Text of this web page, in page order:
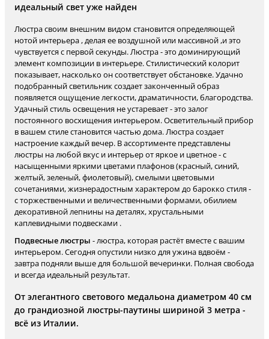
идеальный свет уже найден
Люстра своим внешним видом становится определяющей
нотой интерьера , делая ее воздушной или массивной ,и это
чувствуется с первой секунды. Люстра - это доминирующий
элемент композиции в интерьере. Стилистический колорит
показывает, насколько он соответствует обстановке. Удачно
подобранный светильник создает законченный образ
появляется ощущение легкости, драматичности, благородства.
Удачный стиль освещения не устаревает - это залог
постоянного восхищения интерьером. Осветительный прибор
в вашем стиле становится частью дома. Люстра создает
настроение каждый вечер. В ассортименте представлены
люстры на любой вкус и интерьер от яркое и цветное - с
насыщенными яркими цветами плафонов (красный, синий,
желтый, зеленый, фиолетовый), смелыми цветовыми
сочетаниями, жизнерадостным характером до барокко стиля -
с торжественными и величественными формами, обилием
декоративной лепнины на деталях, хрустальными
каплевидными подвесками .
Подвесные люстры - люстра, которая растёт вместе с вашим
интерьером. Сегодня опустили низко для ужина вдвоём -
завтра подняли выше для большой вечеринки. Полная свобода
и всегда идеальный результат.
От элегантного светового медальона диаметром 40 см
до грандиозной люстры-паутины шириной 3 метра -
всё из Италии.